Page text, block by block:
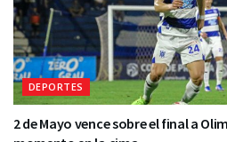
DEPORTES
2 de Mayo vence sobre el final a